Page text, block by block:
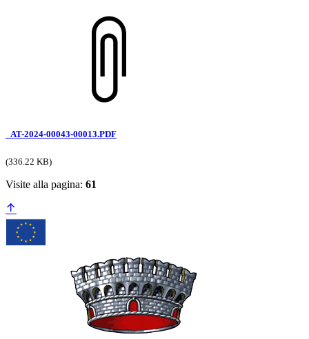
_AT-2024-00043-00013.PDF
(336.22 KB)
Visite alla pagina: 61